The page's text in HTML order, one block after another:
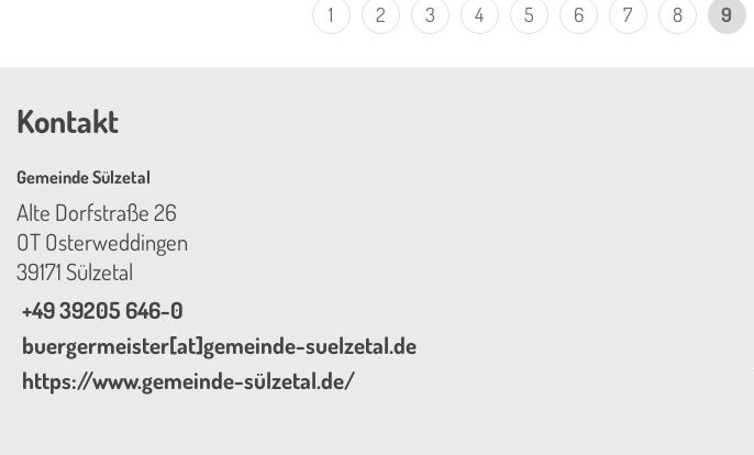
1 2 3 4 5 6 7 8 9
Kontakt
Gemeinde Sülzetal
Alte Dorfstraße 26
OT Osterweddingen
39171 Sülzetal
+49 39205 646-0
buergermeister[at]gemeinde-suelzetal.de
https://www.gemeinde-sülzetal.de/